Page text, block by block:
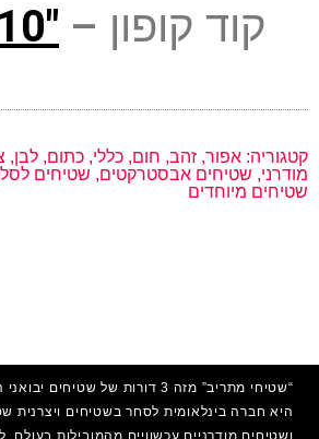
קוד קופון – "101010"
קטגוריה: אפור, זהב, חום, כללי, כתום, לבן,
מודרני, שטיחים אבסטרקטים, שטיחים
שטיחים מיוחדים
“שטיחי מתריב” מזה 3 דורות של
היא חברה בינלאומית לסחר בשטיחים ויצרנית
ושטיחים מודרניים עכשוויים מהמובילות בעולם.